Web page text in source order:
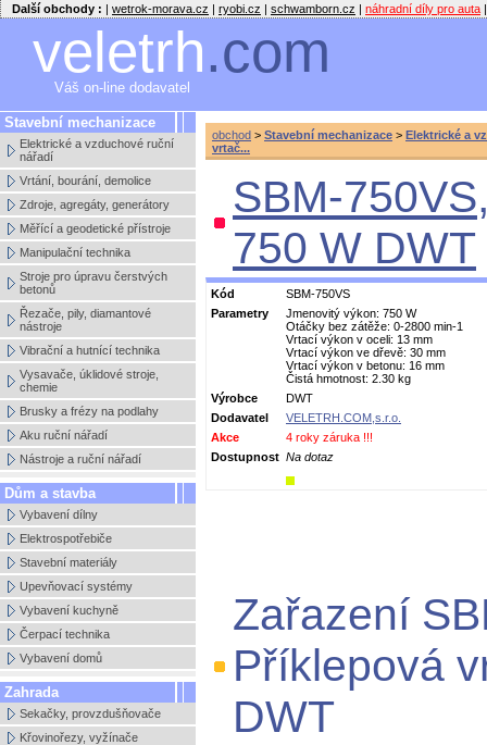
Další obchody : | wetrok-morava.cz | ryobi.cz | schwamborn.cz | náhradní díly pro auta |
veletrh.com
Váš on-line dodavatel
Stavební mechanizace
Elektrické a vzduchové ruční
nářadí
Vrtání, bourání, demolice
Zdroje, agregáty, generátory
Měřící a geodetické přístroje
Manipulační technika
Stroje pro úpravu čerstvých
betonů
Řezače, pily, diamantové
nástroje
Vibrační a hutnící technika
Vysavače, úklidové stroje,
chemie
Brusky a frézy na podlahy
Aku ruční nářadí
Nástroje a ruční nářadí
Dům a stavba
Vybavení dílny
Elektrospotřebiče
Stavební materiály
Upevňovací systémy
Vybavení kuchyně
Čerpací technika
Vybavení domů
Zahrada
Sekačky, provzdušňovače
Křovinořezy, vyžínače
obchod > Stavební mechanizace > Elektrické a
vrtač...
SBM-
750 W DWT
Kód
SBM-750VS
Parametry
Jmenovitý výkon: 750 W
Otáčky bez zátěže: 0-2800 min-1
Vrtací výkon v oceli: 13 mm
Vrtací výkon ve dřevě: 30 mm
Vrtací výkon v betonu: 16 mm
Čistá hmotnost: 2.30 kg
Výrobce
DWT
Dodavatel
VELETRH.COM,s.r.o.
Akce
4 roky záruka !!!
Dostupnost Na dotaz
Zařazení
Příklepová
DWT